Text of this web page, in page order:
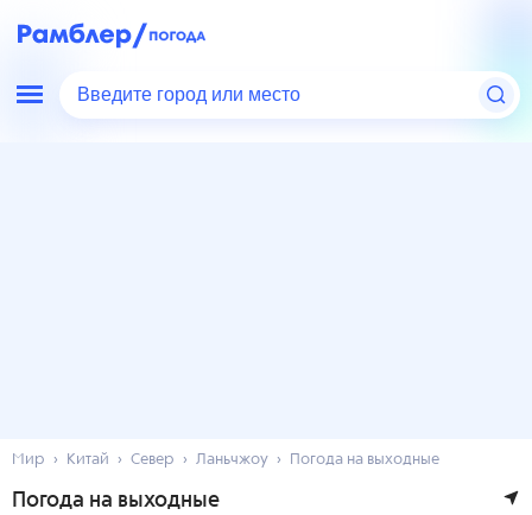
Введите город или место
Мир Китай Север Ланьчжоу Погода на выходные
Погода на выходные